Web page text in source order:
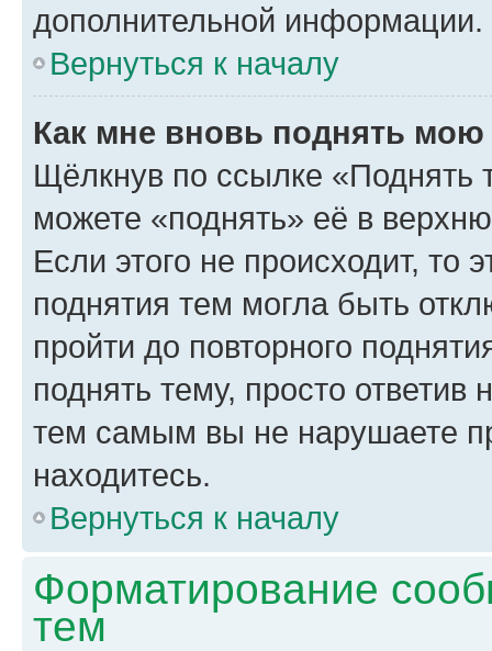
дополнительной информации.
Вернуться к началу
Как мне вновь поднять мою
Щёлкнув по ссылке «Поднять
можете «поднять» её в
Если этого не происходит, то
поднятия тем могла быть
пройти до повторного
поднять тему, просто ответив
тем самым вы не нарушаете
находитесь.
Вернуться к началу
Форматирование
тем